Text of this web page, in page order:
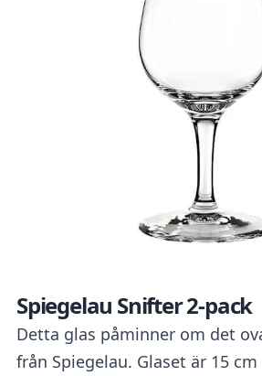
Spiegelau Snifter 2-pack
Detta glas påminner om det
från Spiegelau. Glaset är 15